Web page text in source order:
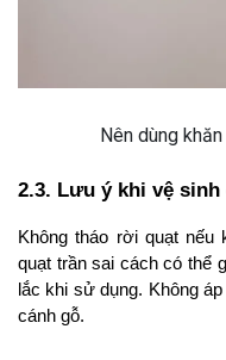
Nên dùng
2.3. Lưu ý khi vệ
Không tháo rời quạt nếu
quạt trần sai cách có thể
lắc khi sử dụng. Không
cánh gỗ.